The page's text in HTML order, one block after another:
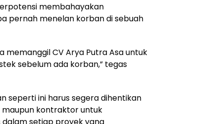
membahayakan
pernah menelan korban di sebuah
memanggil CV Arya Putra Asa untuk
sebelum ada korban,” tegas
seperti ini harus segera dihentikan
kontraktor untuk
setiap proyek yang